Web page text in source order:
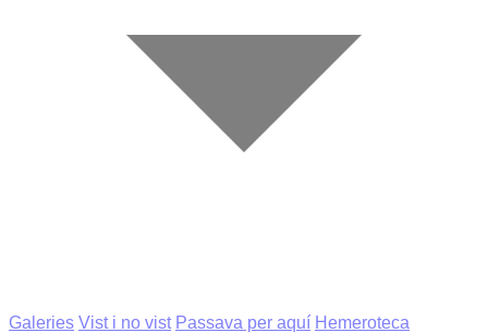
Galeries Vist i no vist Passava per aquí Hemeroteca